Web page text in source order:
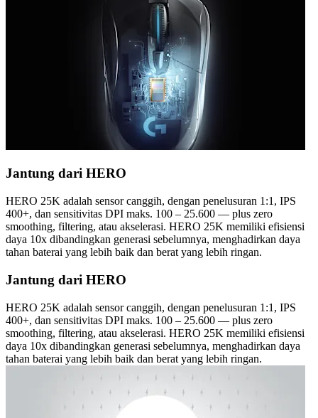
Jantung dari HERO
HERO 25K adalah sensor canggih, dengan penelusuran 1:1, IPS
400+, dan sensitivitas DPI maks. 100 – 25.600 — plus zero
smoothing, filtering, atau akselerasi. HERO 25K memiliki efisiensi
daya 10x dibandingkan generasi sebelumnya, menghadirkan daya
tahan baterai yang lebih baik dan berat yang lebih ringan.
Jantung dari HERO
HERO 25K adalah sensor canggih, dengan penelusuran 1:1, IPS
400+, dan sensitivitas DPI maks. 100 – 25.600 — plus zero
smoothing, filtering, atau akselerasi. HERO 25K memiliki efisiensi
daya 10x dibandingkan generasi sebelumnya, menghadirkan daya
tahan baterai yang lebih baik dan berat yang lebih ringan.